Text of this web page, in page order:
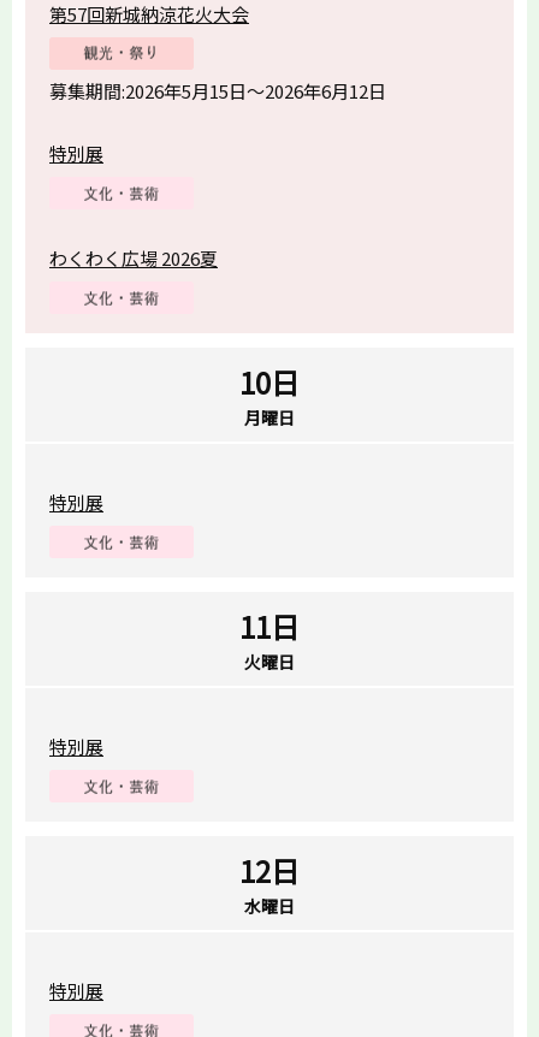
第57回新城納涼花火大会
募集期間:2026年5月15日～2026年6月12日
特別展
わくわく広場 2026夏
10日
月曜日
特別展
11日
火曜日
特別展
12日
水曜日
特別展